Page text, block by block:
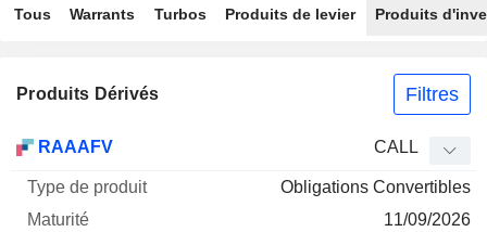
Tous Warrants Turbos Produits de levier Produits
Produits Dérivés Filtres
Mnemo Type produit
Elasticité Levier Parité
RAAAFV CALL
Obligations Convertibles
11/09/2026